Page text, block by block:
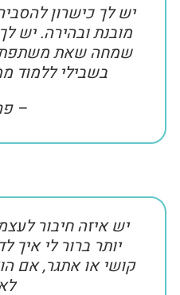
יש לך כישרון
מובנת ובהירה. יש
שמחה שאת משתפת
בשבילי ללמוד
–
יש איזה חיבור
יותר ברור לי איך
קושי או אתגר, אם